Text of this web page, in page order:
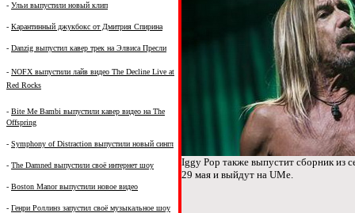
- Ульи выпустили новый клип
- Карантинный джукбокс от Дмитрия Спирина
- Danzig выпустил кавер трек на Элвиса Пресли
- NOFX выпустили лайв видео The Decline Live at
Red Rocks
- Bite Me Bambi выпустили кавер видео на The
Offspring
- Symphony of Distraction выпустили новый сингл
- The Damned выпустили своё интернет шоу
- Boston Manor выпустили новое видео
- Генри Роллинз запустил своё музыкальное шоу
Iggy Pop также выпустит сборник из
29 мая и выйдут на UMe.